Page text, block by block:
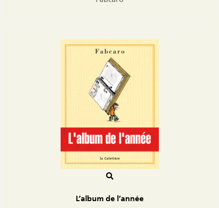
L’album de l’année